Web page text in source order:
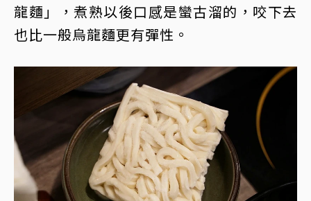
龍麵」，煮熟以後口感是蠻古溜的，咬下去
也比一般烏龍麵更有彈性。